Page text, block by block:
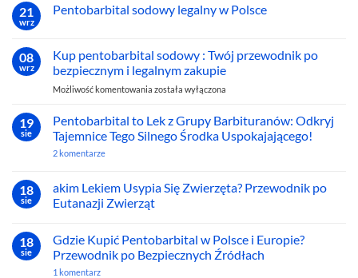
21
wrz
Pentobarbital sodowy legalny w Polsce
Pentobarbital
sodowy
legalny
w
08
wrz
Kup pentobarbital sodowy : Twój przewodnik po
bezpiecznym i legalnym zakupie
Możliwość komentowania Kup
sodowy
:
Twój
bezpiecznym
legalnym
została wyłączona
19
sie
Pentobarbital to Lek z Grupy Barbituranów: Odkryj
Tajemnice Tego Silnego Środka Uspokajającego!
2 komentarzedo
z
Grupy
Tajemnice
Tego
Silnego
18
sie
akim Lekiem Usypia Się Zwierzęta? Przewodnik po
Eutanazji Zwierząt
do
akim
Lekiem
Usypia
18
sie
Gdzie Kupić Pentobarbital w Polsce i Europie?
Przewodnik po Bezpiecznych Źródłach
1 komentarzdo